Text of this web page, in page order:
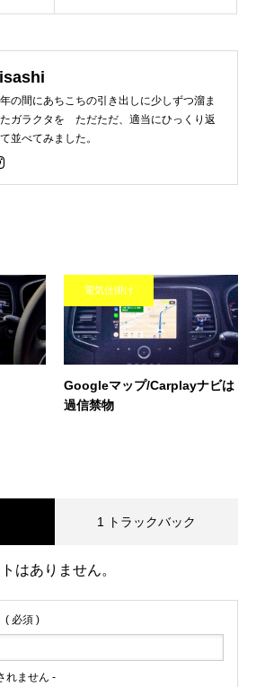
の間にあちこちの引き出しに少しずつ溜ま
ガラクタを ただただ、適当にひっくり返
並べてみました。
電気仕掛け
Googleマップ/Carplayナビは
過信禁物
1 トラックバック
はありません。
( 必須 )
れません -